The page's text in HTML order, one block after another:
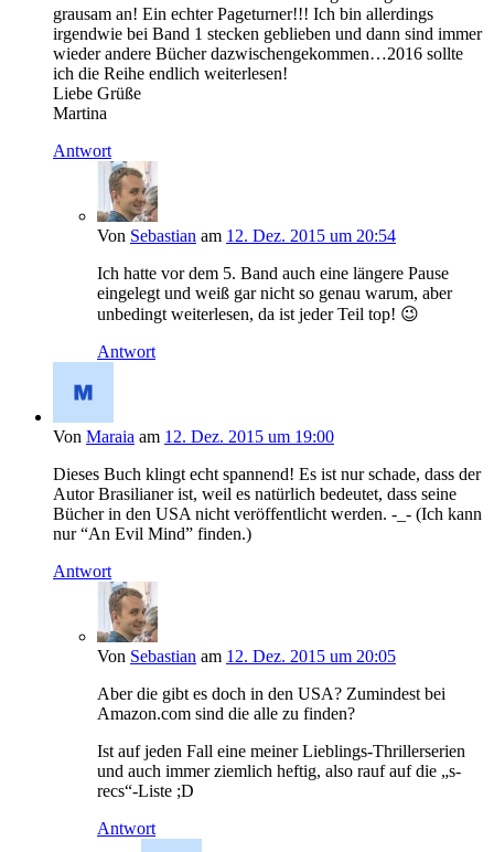
grausam an! Ein echter Pageturner!!! Ich bin allerdings
irgendwie bei Band 1 stecken geblieben und dann sind immer
wieder andere Bücher dazwischengekommen…2016 sollte
ich die Reihe endlich weiterlesen!
Liebe Grüße
Martina
Antwort
Von Sebastian am 12. Dez. 2015 um 20:54
Ich hatte vor dem 5. Band auch eine längere Pause
eingelegt und weiß gar nicht so genau warum, aber
unbedingt weiterlesen, da ist jeder Teil top! 😉
Antwort
Von Maraia am 12. Dez. 2015 um 19:00
Dieses Buch klingt echt spannend! Es ist nur schade, dass der
Autor Brasilianer ist, weil es natürlich bedeutet, dass seine
Bücher in den USA nicht veröffentlicht werden. -_- (Ich kann
nur “An Evil Mind” finden.)
Antwort
Von Sebastian am 12. Dez. 2015 um 20:05
Aber die gibt es doch in den USA? Zumindest bei
Amazon.com sind die alle zu finden?
Ist auf jeden Fall eine meiner Lieblings-Thrillerserien
und auch immer ziemlich heftig, also rauf auf die „s-
recs“-Liste ;D
Antwort